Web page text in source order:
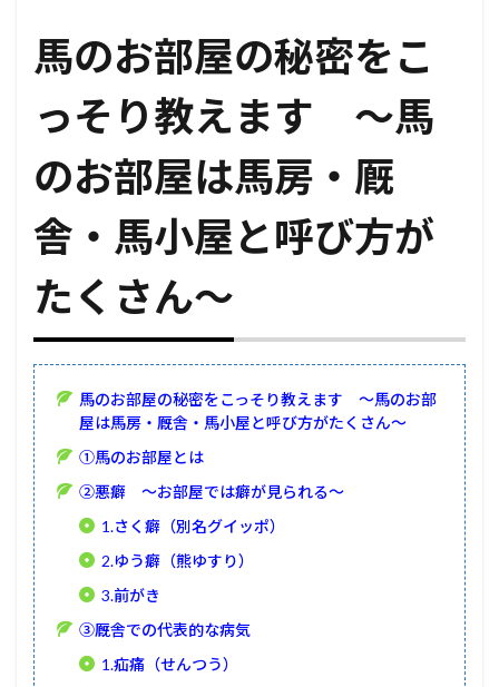
馬のお部屋の秘密をこ
っそり教えます ～馬
のお部屋は馬房・厩
舎・馬小屋と呼び方が
たくさん～
馬のお部屋の秘密をこっそり教えます ～馬のお部
屋は馬房・厩舎・馬小屋と呼び方がたくさん～
①馬のお部屋とは
②悪癖 ～お部屋では癖が見られる～
1.さく癖（別名グイッポ）
2.ゆう癖（熊ゆすり）
3.前がき
③厩舎での代表的な病気
1.疝痛（せんつう）